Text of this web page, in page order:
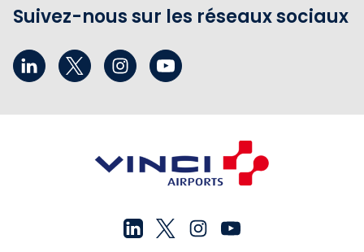
Suivez-nous sur les réseaux sociaux